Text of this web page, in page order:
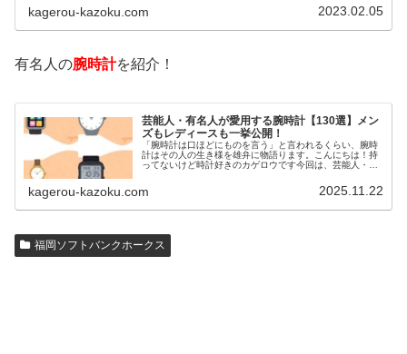
いるのでしょうか？今回は、芸能人…
kagerou-kazoku.com 2023.02.05
有名人の腕時計を紹介！
芸能人・有名人が愛用する腕時計【130選】メン
ズもレディースも一挙公開！
「腕時計は口ほどにものを言う」と言われるくらい、腕時
計はその人の生き様を雄弁に物語ります。こんにちは！持
ってないけど時計好きのカゲロウです今回は、芸能人・有
kagerou-kazoku.com 2025.11.22
福岡ソフトバンクホークス